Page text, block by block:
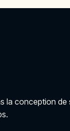
conception